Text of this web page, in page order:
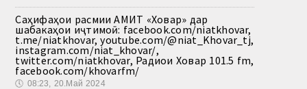
Саҳифаҳои расмии АМИТ «Ховар» дар
шабакаҳои иҷтимоӣ: facebook.com/niatkhovar,
t.me/niatkhovar, youtube.com/@niat_Khovar_tj,
instagram.com/niat_khovar/,
twitter.com/niatkhovar, Радиои Ховар 101.5 fm,
facebook.com/khovarfm/
🕔 08:23, 20.Май 2024